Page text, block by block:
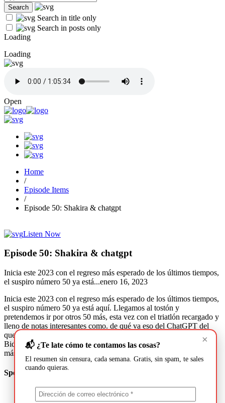
Search in title only
Search in posts only
Loading
Loading
Open
Home
/
Episode Items
/
Episode 50: Shakira & chatgpt
Listen Now
Episode 50: Shakira & chatgpt
Inicia este 2023 con el regreso más esperado de los últimos tiempos,
el suspiro número 50 ya está...enero 16, 2023
Inicia este 2023 con el regreso más esperado de los últimos tiempos,
el suspiro número 50 ya está aquí. Llegamos al tostón y
pretendemos ir por otros 50 más, esta vez con el triatlón recargado y
lleno de notas interesantes como. de qué va eso del ChatGPT del
que todo mundo habla, qué mensajes hay detrás de la visita de Joe
Biden y Justin Trudeau, la opinión de la rola de Shakira y mucho
más en esta nueva entrega.
Speakers & Guests
×
📬 ¿Te late cómo te contamos las cosas?
El resumen sin censura, cada semana. Gratis, sin spam, te sales
cuando quieras.